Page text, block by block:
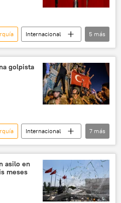
Internacional
Fethulá Gulen
5 más
golpista
Internacional
Turquía
FETO
7 más
asilo en
meses